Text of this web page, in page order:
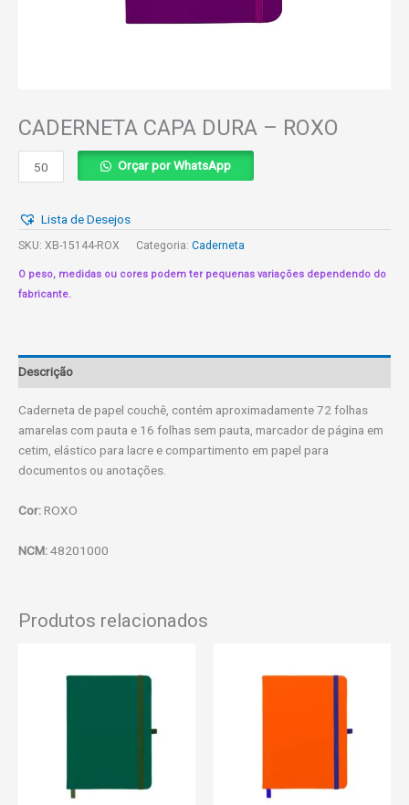
CADERNETA CAPA DURA – ROXO
CADERNETA
CAPA
-
ROXO
Orçar por WhatsApp
Lista de Desejos
SKU: XB-15144-ROX Categoria: Caderneta
O peso, medidas ou cores podem ter pequenas variações dependendo do
fabricante.
Descrição
Caderneta de papel couchê, contém aproximadamente 72 folhas
amarelas com pauta e 16 folhas sem pauta, marcador de página em
cetim, elástico para lacre e compartimento em papel para
documentos ou anotações.
Cor:ROXO
NCM:48201000
Produtos relacionados